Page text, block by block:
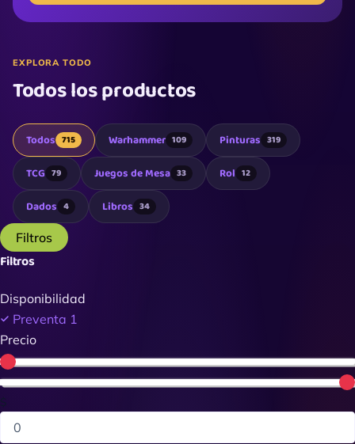
EXPLORA TODO
Todos los productos
Todos 715 Warhammer 109 Pinturas 319
TCG 79 Juegos de Mesa 33 Rol 12
Dados 4 Libros 34
Filtros
Filtros
Disponibilidad
Preventa 1
Precio